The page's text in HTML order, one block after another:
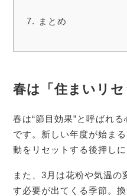
まとめ
春は「住まいリ
春は“節目効果”と呼ばれ
です。新しい年度が始ま
動をリセットする後押しに
また、3月は花粉や気温の
す必要が出てくる季節。